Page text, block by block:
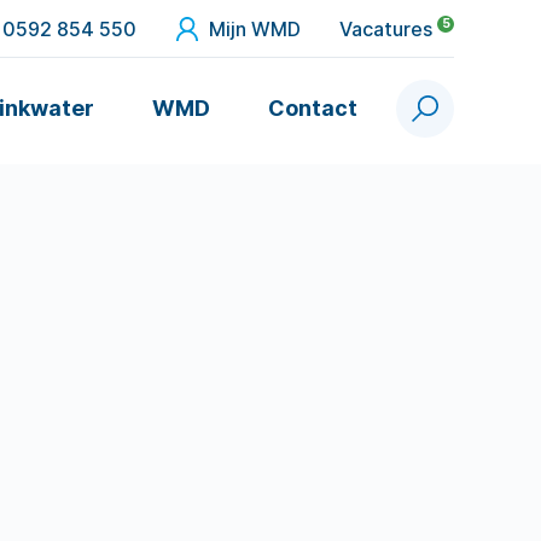
0592 854 550 Mijn WMD Vacatures 5
WMD Contact Zoek